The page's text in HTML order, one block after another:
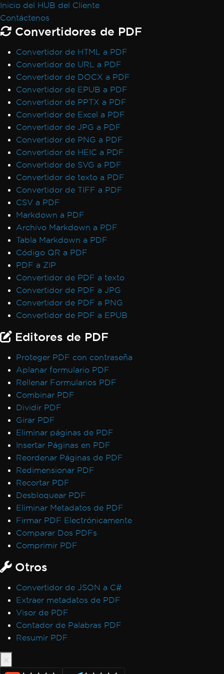
CefExecuteProcess de 0
IronPDF no puede abrir / analizar un archivo
PDF específico
Win32Exception
Inicialización de Vulkan/ANGLE en Docker
AccessViolationException después de
InsertPdf con encabezados/pies de página
HTML
Fallo de ReadyToRun FailFast
Rendering & Layout
Bootstrap / Flex / CSS
Pixel Perfect HTML Formatting
CSS Page Breaks
CSS @page Rules vs RenderingOptions
Initializing RenderingOptions Correctly
Headers/Footers and Page Breaks
MaxHeight in Headers and Footers
Chunked Headers and Footers
Header and Content Misalignment
Default Placeholders
Resize, Extend, Transform
PDF Differs from Chrome Print Preview
IronPdf.UpdatedChrome Rendering
PDF/UA Renders Gray Background
IronPDF - _blank hyperlinks in a PDF open
Inicio del HUB del Cliente
Contáctenos
Convertidores de PDF
Convertidor de HTML a PDF
Convertidor de URL a PDF
Convertidor de DOCX a PDF
Convertidor de EPUB a PDF
Convertidor de PPTX a PDF
Convertidor de Excel a PDF
Convertidor de JPG a PDF
Convertidor de PNG a PDF
Convertidor de HEIC a PDF
Convertidor de SVG a PDF
Convertidor de texto a PDF
Convertidor de TIFF a PDF
CSV a PDF
Markdown a PDF
Archivo Markdown a PDF
Tabla Markdown a PDF
Código QR a PDF
PDF a ZIP
Convertidor de PDF a texto
Convertidor de PDF a JPG
Convertidor de PDF a PNG
Convertidor de PDF a EPUB
Editores de PDF
Proteger PDF con contraseña
Aplanar formulario PDF
Rellenar Formularios PDF
Combinar PDF
Dividir PDF
Girar PDF
Eliminar páginas de PDF
Insertar Páginas en PDF
Reordenar Páginas de PDF
Redimensionar PDF
Recortar PDF
Desbloquear PDF
Eliminar Metadatos de PDF
Firmar PDF Electrónicamente
Comparar Dos PDFs
Comprimir PDF
Otros
Convertidor de JSON a C#
Extraer metadatos de PDF
Visor de PDF
Contador de Palabras PDF
Resumir PDF